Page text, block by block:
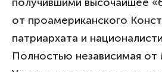
от проамериканского
патриархата и
Полностью независимая от